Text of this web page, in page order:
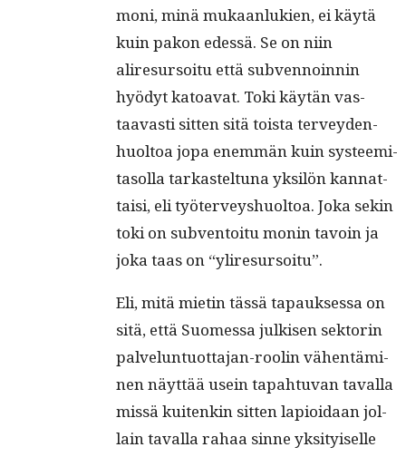
moni, minä mukaan­lukien, ei käytä
kuin pakon edessä. Se on niin
aliresur­soitu että sub­ven­noin­nin
hyödyt katoa­vat. Toki käytän vas­
taavasti sit­ten sitä toista ter­vey­den­
huoltoa jopa enem­män kuin sys­teemi­
ta­sol­la tarkastel­tuna yksilön kan­nat­
taisi, eli työter­veyshuoltoa. Joka sekin
toki on sub­ven­toitu monin tavoin ja
joka taas on “yliresur­soitu”.
Eli, mitä mietin tässä tapauk­ses­sa on
sitä, että Suomes­sa julkisen sek­torin
palvelun­tuot­ta­jan-roolin vähen­tämi­
nen näyt­tää usein tapah­tu­van taval­la
mis­sä kuitenkin sit­ten lapi­oidaan jol­
lain taval­la rahaa sinne yksi­tyiselle